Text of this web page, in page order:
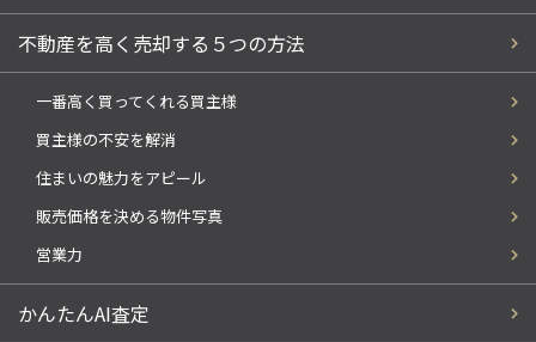
不動産を高く売却する５つの方法
一番高く買ってくれる買主様
買主様の不安を解消
住まいの魅力をアピール
販売価格を決める物件写真
営業力
かんたんAI査定